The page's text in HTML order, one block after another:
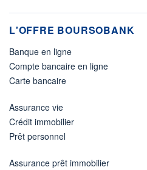
L'OFFRE BOURSOBANK
Banque en ligne
Compte bancaire en ligne
Carte bancaire
Assurance vie
Crédit immobilier
Prêt personnel
Assurance prêt immobilier